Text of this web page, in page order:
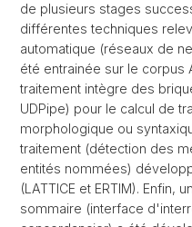
de plusieurs stages
différentes techniques
automatique (réseaux de
été entrainée sur le corpus
traitement intègre des
UDPipe) pour le calcul de
morphologique ou
traitement (détection des
entités nommées)
(LATTICE et ERTIM). Enfin,
sommaire (interface